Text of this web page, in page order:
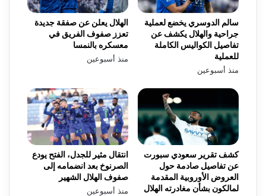
الهلال يعلن عن صفقة جديدة
تعزز صفوف الفريق في
معسكره بالنمسا
منذ أسبوعين
سالم الدوسري يخضع لعملية
جراحية والهلال يكشف عن
تفاصيل الكواليس الكاملة
للعملية
منذ أسبوعين
انتقال مثير للجدل، الفتح يودع
الصرنوخ بعد انضمامه إلى
صفوف الهلال الشهير
منذ أسبوعين
كشف تقرير سعودي سبورت
عن تفاصيل صادمة حول
العروض الأوروبية المقدمة
لمالكون بشأن مغادرته الهلال